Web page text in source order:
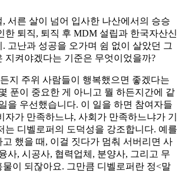
서른 살이 넘어 입사한 나산에서의 승승
한 퇴직, 퇴직 후 MDM 설립과 한국자산신
고난과 성공을 오가며 쉼 없이 살았던 그
지켜야겠다는 기준은 무엇이었을까?
지 주위 사람들이 행복했으면 좋겠다는
푼이 중요한 게 아니고 뭘 하든지간에 같
을 우선했습니다. 이 일을 하면 참여자들
자가 만족하느냐, 사회가 만족하느냐가 기
는 디벨로퍼의 도덕성을 강조합니다. 예를
했을 때, 이걸 짓다가 멈춰 서버리면 사
사, 시공사, 협력업체, 분양사, 그리고 무
이 되잖아요. 그만큼 디벨로퍼란 정<말